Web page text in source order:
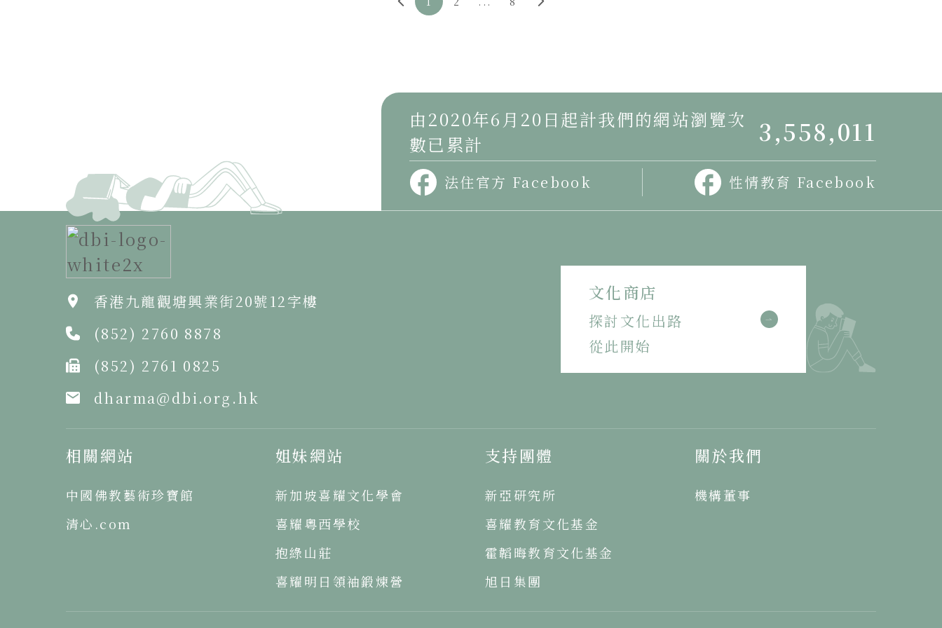
第十四部分
第十三部分
《中國文化之精神價值》
第十二部分
《中國文化之精神價值》
第九部分
《中國文化之精神價值》
第八部分
《中國文化之精神價值》
第七部分
第二十部分
《人生之體驗續篇》
第十九部分
《人生之體驗續篇》
《人生之體驗續篇》
由2020年6月20日起計我們的網站瀏覽次
數已累計
3,558,011
法住官方 Facebook 性情教育 Facebook
香港九龍觀塘興業街20號12字樓
(852) 2760 8878
(852) 2761 0825
dharma@dbi.org.hk
文化商店
探討文化出路
從此開始
相關網站
中國佛教藝術珍寶館
清心.com
姐妹網站
新加坡喜耀文化學會
喜耀粵西學校
抱綠山莊
喜耀明日領袖鍛煉營
支持團體
新亞研究所
喜耀教育文化基金
霍韜晦教育文化基金
旭日集團
關於我們
機構董事